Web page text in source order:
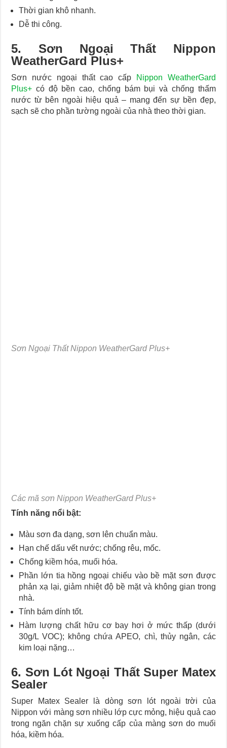
Thời gian khô nhanh.
Dễ thi công.
5. Sơn Ngoại Thất Nippon
WeatherGard Plus+
Sơn nước ngoại thất cao cấp
Nippon WeatherGard
Plus+ có độ bền cao, chống bám bụi và chống thấm
nước từ bên ngoài hiệu quả – mang đến sự bền đẹp,
sạch sẽ cho phần tường ngoài của nhà theo thời gian.
Sơn Ngoại Thất Nippon WeatherGard Plus+
Các mã sơn Nippon WeatherGard Plus+
Tính năng nổi bật:
Màu sơn đa dạng, sơn lên chuẩn màu.
Hạn chế dấu vết nước; chống rêu, mốc.
Chống kiềm hóa, muối hóa.
Phần lớn tia hồng ngoại chiếu vào bề mặt sơn được
phản xạ lại, giảm nhiệt độ bề mặt và không gian trong
nhà.
Tính bám dính tốt.
Hàm lượng chất hữu cơ bay hơi ở mức thấp (dưới
30g/L VOC); không chứa APEO, chì, thủy ngân, các
kim loại nặng…
6. Sơn Lót Ngoại Thất Super Matex
Sealer
Super Matex Sealer là dòng sơn lót ngoài trời của
Nippon với màng sơn nhiều lớp cực mỏng, hiệu quả cao
trong ngăn chặn sự xuống cấp của màng sơn do muối
hóa, kiềm hóa.